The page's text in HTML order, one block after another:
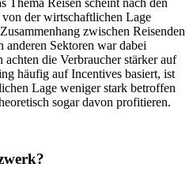
der wirtschaftlichen Lage
zwischen Reisenden
anderen Sektoren war dabei
achten die Verbraucher stärker auf
häufig auf Incentives basiert, ist
Lage weniger stark betroffen
sogar davon profitieren.